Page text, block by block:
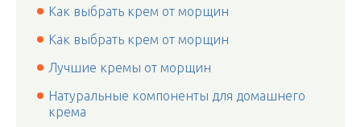
Как выбрать крем от морщин
Как выбрать крем от морщин
Лучшие кремы от морщин
Натуральные компоненты для домашнего
крема